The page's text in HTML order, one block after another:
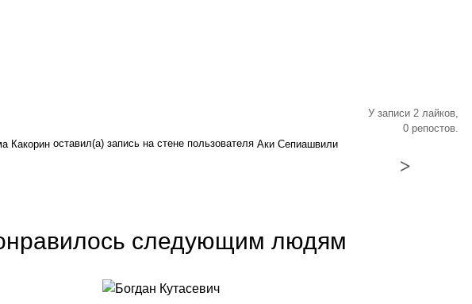
У записи 2 лайков,
0 репостов.
Какорин оставил(а) запись на стене пользователя Аки Сепиашвили
>
следующим людям